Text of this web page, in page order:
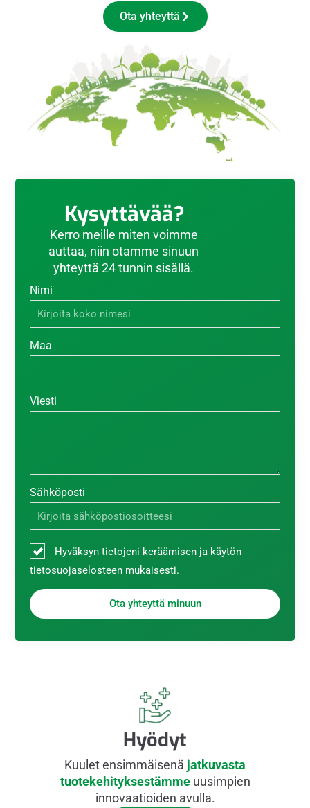
Ota yhteyttä
Kysyttävää?
Kerro meille miten voimme
auttaa, niin otamme sinuun
yhteyttä 24 tunnin sisällä.
Nimi
Maa
Viesti
Sähköposti
Hyväksyn tietojeni keräämisen ja käytön
tietosuojaselosteen mukaisesti.
Ota yhteyttä minuun
Hyödyt
Kuulet ensimmäisenä jatkuvasta
tuotekehityksestämmeuusimpien
innovaatioiden avulla.